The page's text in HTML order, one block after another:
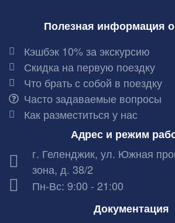
Полезная информация о
Кэшбэк 10% за экскурсию
Скидка на первую поездку
Что брать с собой в поездку
Часто задаваемые вопросы
Как разместиться у нас
Адрес и режим
г. Геленджик, ул. Южная
зона, д. 38/2
Пн-Вс: 9:00 - 21:00
Документация